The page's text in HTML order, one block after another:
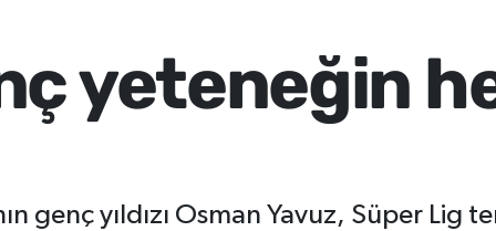
yeteneğin
genç yıldızı Osman Yavuz, Süper Lig